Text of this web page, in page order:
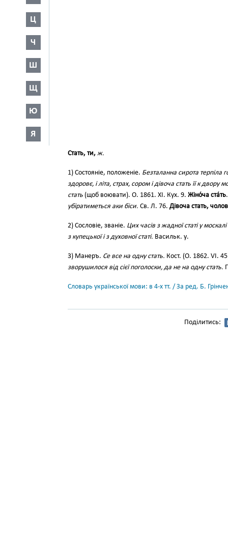
Ц
Ч
Ш
Щ
Ю
Я
Стать, ти, ж.
1) Состояніе, положеніе. Безталанна сирота терпіла
здоровє, і літа, страх, сором і дівоча стать її к двору
стать (щоб воювати). О. 1861. XI. Кух. 9. Жіно́ча ста́ть
убіратиметься аки біси. Св. Л. 76. Дівоча стать,
2) Сословіе, званіе. Цих часів з жадної статі у
з купецької і з духовної статі. Васильк. у.
3) Манеръ. Се все на одну стать. Кост. (О. 1862. VI.
зворушилося від сієї поголоски, да не на одну стать.
Словарь української мови: в 4-х тт. / За ред. Б.
Поділитись: